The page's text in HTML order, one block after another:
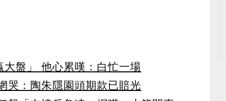
盤」 他心累嘆：白忙一場
哭：陶朱隱園頭期款已賠光